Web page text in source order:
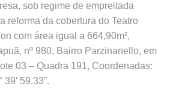
sob regime de empreitada
reforma da cobertura do Teatro
com área igual a 664,90m²,
nº 980, Bairro Parzinanello, em
03 – Quadra 191, Coordenadas:
39′ 59.33”.